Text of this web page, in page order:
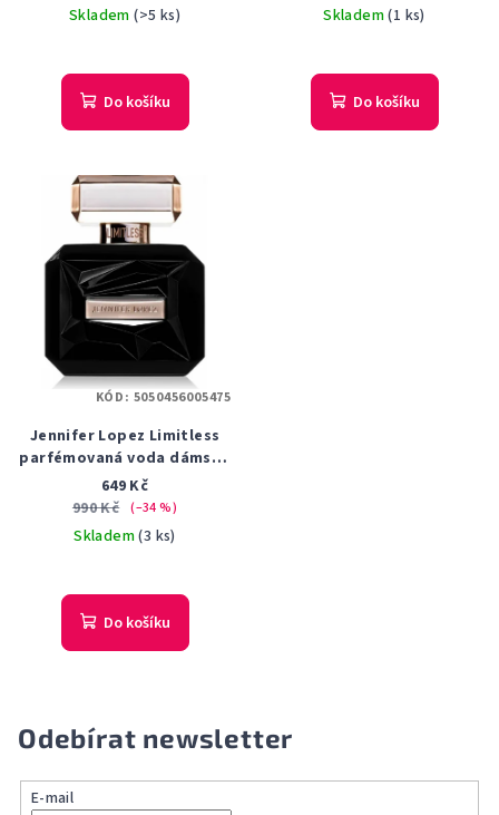
Skladem(>5 ks)
Do košíku
Skladem(1 ks)
Do košíku
Jennifer Lopez Limitless
parfémovaná voda dámská
30 ml
649 Kč
990 Kč (–34 %)
Skladem(3 ks)
Do košíku
KÓD: 5050456005475
Odebírat newsletter
E-mail